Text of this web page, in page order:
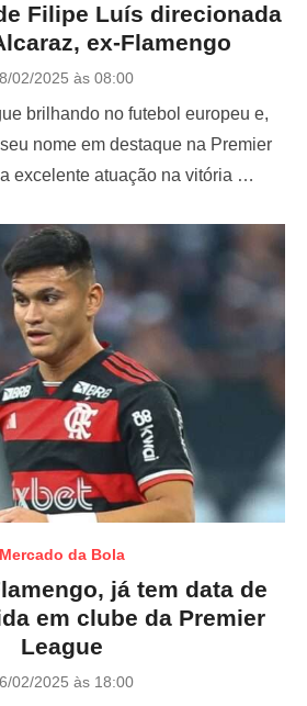
Filipe Luís direcionada
ex-Flamengo
02/2025 às 08:00
brilhando no futebol europeu e,
nome em destaque na Premier
excelente atuação na vitória …
Mercado da Bola
já tem data de
em clube da Premier
League
02/2025 às 18:00